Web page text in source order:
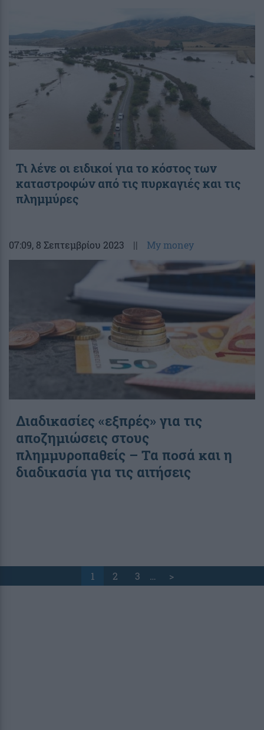
Τι λένε οι ειδικοί για το κόστος των
καταστροφών από τις πυρκαγιές και τις
πλημμύρες
07:09, 8 Σεπτεμβρίου 2023 || My money
Διαδικασίες «εξπρές» για τις
αποζημιώσεις στους
πλημμυροπαθείς – Τα ποσά και η
διαδικασία για τις αιτήσεις
1 2 3 … >